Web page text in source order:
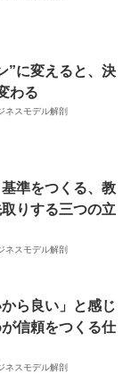
”に変えると、決
わる
ネスモデル解剖
準をつくる、教
りする三つの立
ネスモデル解剖
ら良い」と感じ
信頼をつくる仕
ネスモデル解剖